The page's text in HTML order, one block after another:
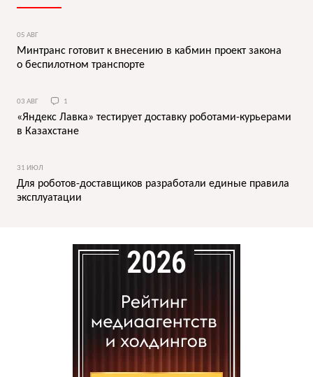
05 АВГ
Минтранс готовит к внесению в кабмин проект закона
о беспилотном транспорте
03 АВГ 1
«Яндекс Лавка» тестирует доставку роботами-курьерами
в Казахстане
31 ИЮЛ
Для роботов-доставщиков разработали единые правила
эксплуатации